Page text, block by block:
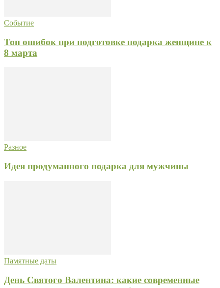
Событие
Топ ошибок при подготовке подарка женщине к
8 марта
Разное
Идея продуманного подарка для мужчины
Памятные даты
День Святого Валентина: какие современные